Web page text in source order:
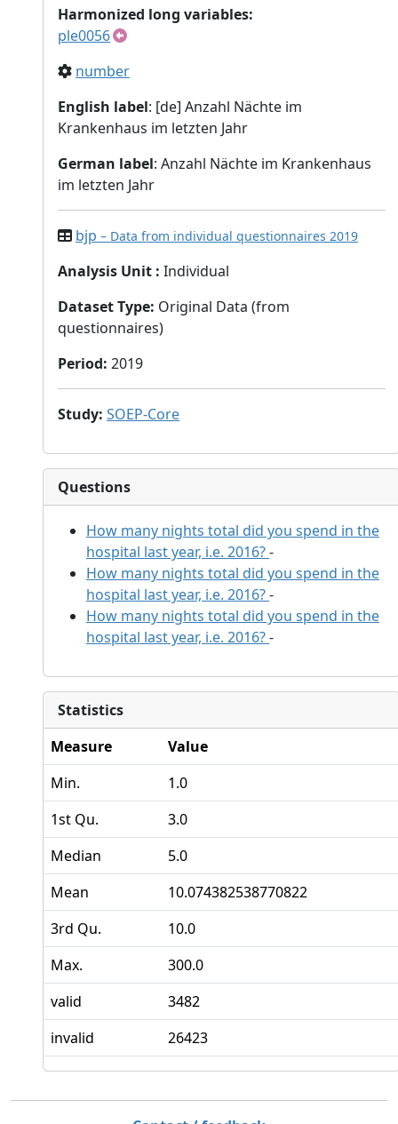
Harmonized long variables:
ple0056
number
English label: [de] Anzahl Nächte im
Krankenhaus im letzten Jahr
German label: Anzahl Nächte im Krankenhaus
im letzten Jahr
bjp – Data from individual questionnaires 2019
Analysis Unit : Individual
Dataset Type: Original Data (from
questionnaires)
Period: 2019
Study: SOEP-Core
Questions
How many nights total did you spend in the
hospital last year, i.e. 2016?-
How many nights total did you spend in the
hospital last year, i.e. 2016?-
How many nights total did you spend in the
hospital last year, i.e. 2016?-
Statistics
Measure
Value
Min.
1.0
1st Qu.
3.0
Median
5.0
Mean
10.074382538770822
3rd Qu.
10.0
Max.
300.0
valid
3482
invalid
26423